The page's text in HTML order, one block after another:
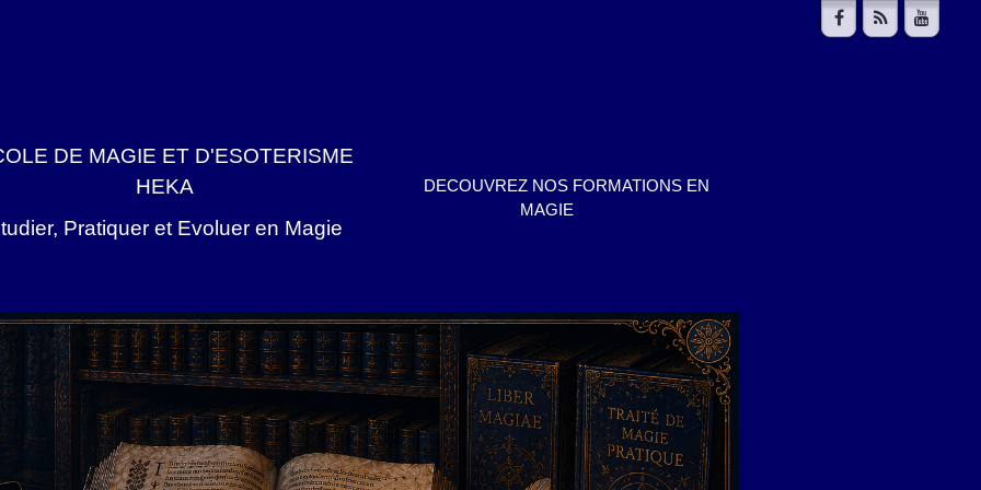
DE MAGIE ET D'ESOTERISME
HEKA
Pratiquer et Evoluer en Magie
DECOUVREZ NOS FORMATIONS EN
MAGIE